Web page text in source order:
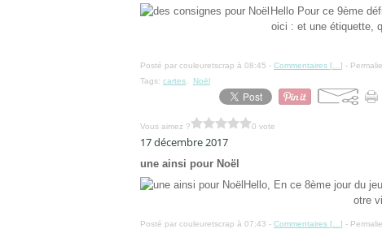
Hello Pour ce 9ème
oici : et une étiquette,
Posté par couleuretscrap à 08:45 - Commentaires [ ] -
Tags: cartes Noël
Vous aimez ? 0 vote
17 décembre 2017
une ainsi pour Noël
Hello, En ce 8ème jour du
otre
Posté par couleuretscrap à 07:43 - Commentaires [ ] -